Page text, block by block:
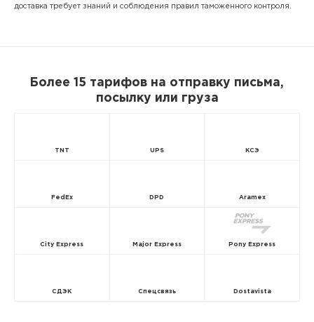
доставка требует знаний и соблюдения правил таможенного контроля.
Более 15 тарифов на отправку письма,
посылку или груза
TNT UPS КСЭ
FedEx DPD Aramex
City Express Major Express Pony Express
СДЭК Спецсвязь Dostavista